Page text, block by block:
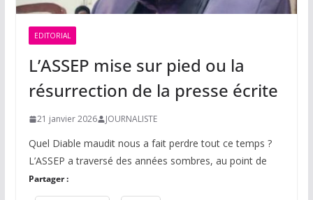
EDITORIAL
L’ASSEP mise sur pied ou la
résurrection de la presse écrite
21 janvier 2026 JOURNALISTE
Quel Diable maudit nous a fait perdre tout ce temps ?
L’ASSEP a traversé des années sombres, au point de
Partager :